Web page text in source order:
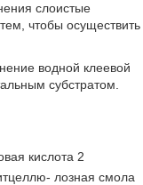
слоистые
чтобы осуществить
водной клеевой
субстратом.
кислота 2
лозная смола